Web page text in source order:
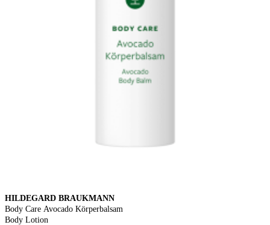
HILDEGARD BRAUKMANN
Body Care Avocado Körperbalsam
Body Lotion